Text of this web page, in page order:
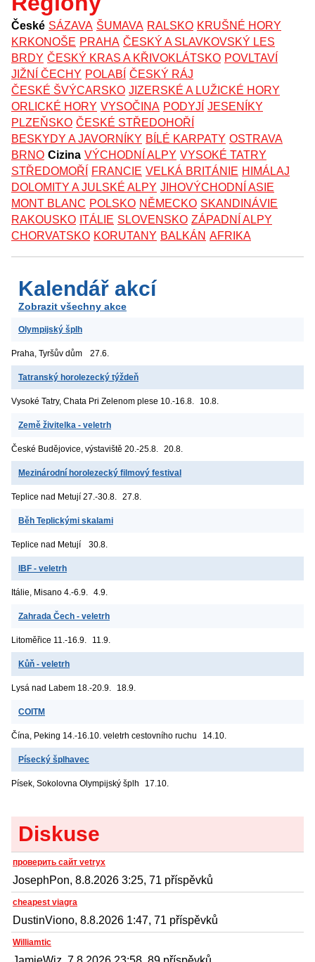
České SÁZAVA ŠUMAVA RALSKO KRUŠNÉ HORY
KRKONOŠE PRAHA ČESKÝ A SLAVKOVSKÝ LES
BRDY ČESKÝ KRAS A KŘIVOKLÁTSKO POVLTAVÍ
JIŽNÍ ČECHY POLABÍ ČESKÝ RÁJ
ČESKÉ ŠVÝCARSKO JIZERSKÉ A LUŽICKÉ HORY
ORLICKÉ HORY VYSOČINA PODYJÍ JESENÍKY
PLZEŇSKO ČESKÉ STŘEDOHOŘÍ
BESKYDY A JAVORNÍKY BÍLÉ KARPATY OSTRAVA
BRNO Cizina VÝCHODNÍ ALPY VYSOKÉ TATRY
STŘEDOMOŘÍ
FRANCIE VELKÁ BRITÁNIE HIMÁLAJ
DOLOMITY A JULSKÉ ALPY JIHOVÝCHODNÍ ASIE
MONT BLANC POLSKO NĚMECKO SKANDINÁVIE
RAKOUSKO ITÁLIE SLOVENSKO ZÁPADNÍ ALPY
CHORVATSKO KORUTANY BALKÁN AFRIKA
Kalendář akcí
Zobrazit všechny akce
Olympijský šplh
Praha, Tyršův dům 27.6.
Tatranský horolezecký týždeň
Vysoké Tatry, Chata Pri Zelenom plese 10.-16.8. 10.8.
Země živitelka - veletrh
České Budějovice, výstaviště 20.-25.8. 20.8.
Mezinárodní horolezecký filmový festival
Teplice nad Metují 27.-30.8. 27.8.
Běh Teplickými skalami
Teplice nad Metují 30.8.
IBF - veletrh
Itálie, Misano 4.-6.9. 4.9.
Zahrada Čech - veletrh
Litoměřice 11.-16.9. 11.9.
Kůň - veletrh
Lysá nad Labem 18.-20.9. 18.9.
COITM
Čína, Peking 14.-16.10. veletrh cestovního ruchu 14.10.
Písecký šplhavec
Písek, Sokolovna Olympijský šplh 17.10.
Diskuse
проверить сайт vetryx
JosephPon, 8.8.2026 3:25, 71 příspěvků
cheapest viagra
DustinViono, 8.8.2026 1:47, 71 příspěvků
Williamtic